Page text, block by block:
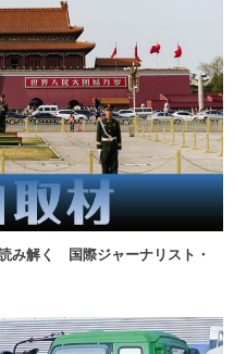
み解く 国際ジャーナリスト・